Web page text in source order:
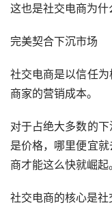
这也是社交电商为什
完美契合下沉市场
社交电商是以信任
商家的营销成本。
对于占绝大多数的
是价格，哪里便宜
商才能这么快就崛起。
社交电商的核心是社